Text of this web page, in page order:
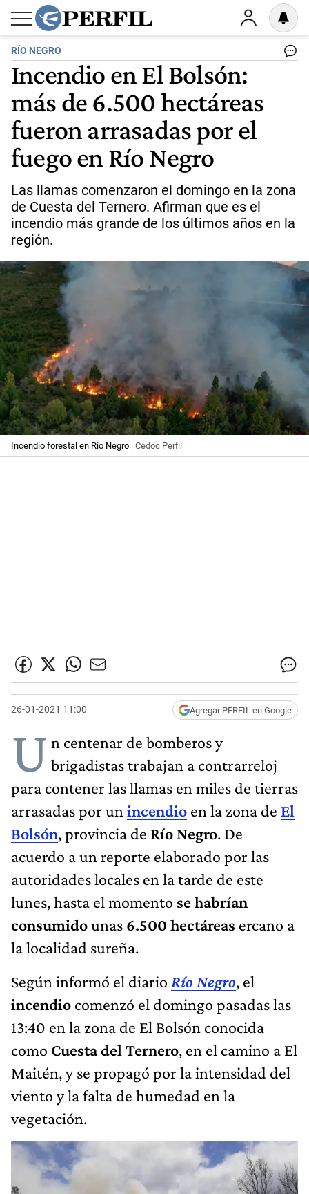
RÍO NEGRO
Incendio en El Bolsón:
más de 6.500 hectáreas
fueron arrasadas por el
fuego en Río Negro
Las llamas comenzaron el domingo en la zona
de Cuesta del Ternero. Afirman que es el
incendio más grande de los últimos años en la
región.
Incendio forestal en Río Negro | Cedoc Perfil
26-01-2021 11:00 Agregar PERFIL en Google
U n centenar de bomberos y
brigadistas trabajan a contrarreloj
para contener las llamas en miles de tierras
arrasadas por un incendio en la zona de El
Bolsón, provincia de Río Negro. De
acuerdo a un reporte elaborado por las
autoridades locales en la tarde de este
lunes, hasta el momento se habrían
consumidounas 6.500 hectáreas ercano a
la localidad sureña.
Según informó el diario Río Negro, el
incendio comenzó el domingo pasadas las
13:40 en la zona de El Bolsón conocida
como Cuesta del Ternero, en el camino a El
Maitén, y se propagó por la intensidad del
viento y la falta de humedad en la
vegetación.